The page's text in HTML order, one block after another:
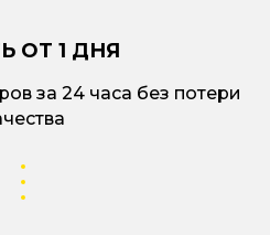
ОТ 1 ДНЯ
за 24 часа без потери